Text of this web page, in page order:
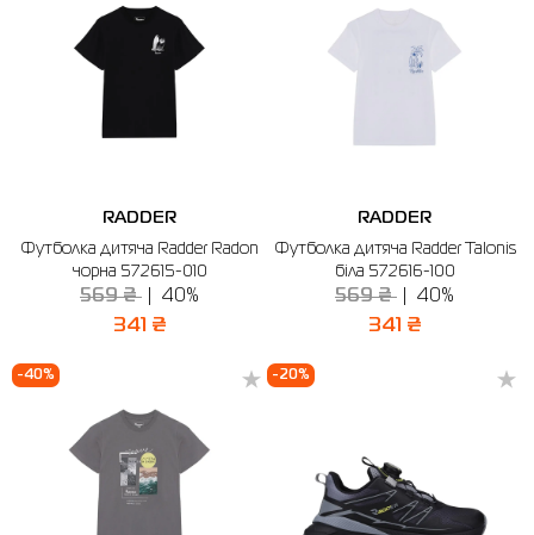
RADDER
Футболка дитяча Radder Radon
чорна 572615-010
569 ₴ 40%
341 ₴
RADDER
Футболка дитяча Radder Talonis
біла 572616-100
569 ₴ 40%
341 ₴
-40% -20%